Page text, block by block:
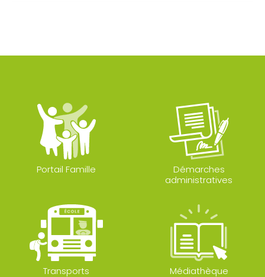
Portail Famille
Démarches
administratives
Transports
Médiathèque